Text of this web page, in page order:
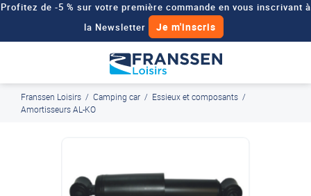
Profitez de -5 % sur votre première commande en vous inscrivant à
la Newsletter
Je m'inscris
Demander un devis
Paiement en ligne sécurisé, en 4x par Paypal J'en profite
Franssen Loisirs / Camping car / Essieux et composants /
Amortisseurs AL-KO